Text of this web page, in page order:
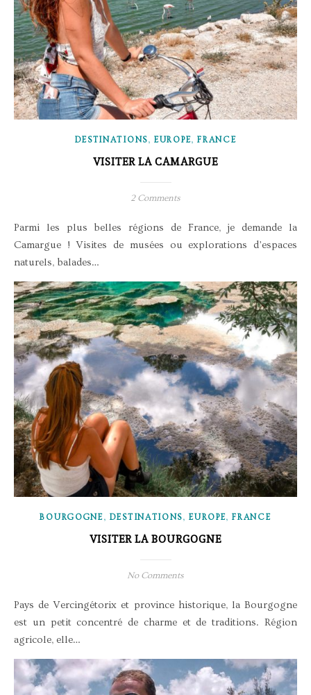
DESTINATIONS, EUROPE,FRANCE
VISITER LA CAMARGUE
2 Comments
Parmi les plus belles régions de France, je demande la
Camargue ! Visites de musées ou explorations d’espaces
naturels, balades…
BOURGOGNE, DESTINATIONS,EUROPE,FRANCE
VISITER LA BOURGOGNE
No Comments
Pays de Vercingétorix et province historique, la Bourgogne
est un petit concentré de charme et de traditions. Région
agricole, elle…